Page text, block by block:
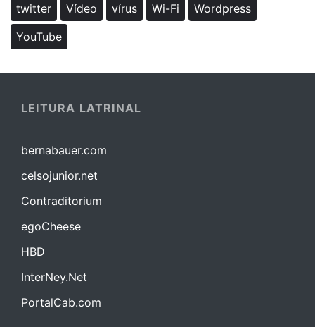
twitter
Vídeo vírus Wi-Fi
Wordpress
YouTube
LEITURA LATRINAL
bernabauer.com
celsojunior.net
Contraditorium
egoCheese
HBD
InterNey.Net
PortalCab.com